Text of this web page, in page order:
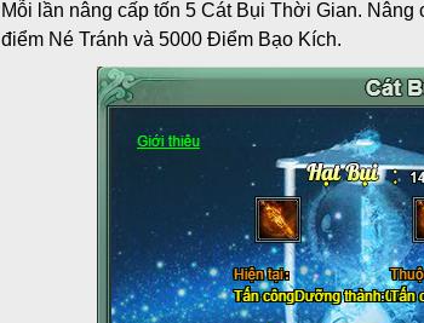
Mỗi lần nâng cấp tốn 5 Cát Bụi Thời Gian. Nâng
điểm Né Tránh và 5000 Điểm Bạo Kích.